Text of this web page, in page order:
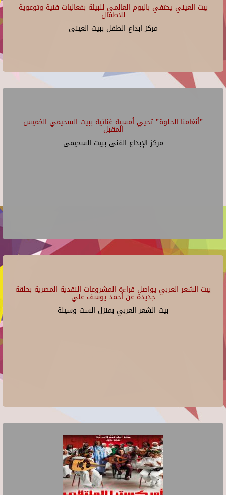
بيت العيني يحتفي باليوم العالمي للبيئة بفعاليات فنية وتوعوية
للأطفال
مركز ابداع الطفل ببيت العينى
"أنغامنا الحلوة" تحيي أمسية غنائية ببيت السحيمي الخميس
المقبل
مركز الإبداع الفنى ببيت السحيمى
بيت الشعر العربي يواصل قراءة المشروعات النقدية المصرية بحلقة
جديدة عن أحمد يوسف علي
بيت الشعر العربي بمنزل الست وسيلة